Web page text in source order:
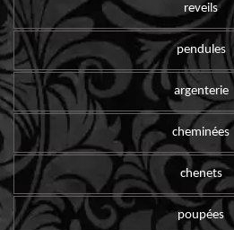
reveils
pendules
argenterie
cheminées
chenets
poupées